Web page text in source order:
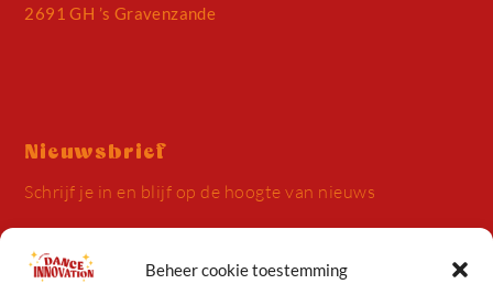
Beheer cookie toestemming
2691 GH ’s Gravenzande
Nieuwsbrief
Schrijf je in en blijf op de hoogte van nieuws